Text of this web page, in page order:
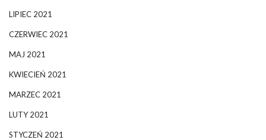
LIPIEC 2021
CZERWIEC 2021
MAJ 2021
KWIECIEŃ 2021
MARZEC 2021
LUTY 2021
STYCZEŃ 2021